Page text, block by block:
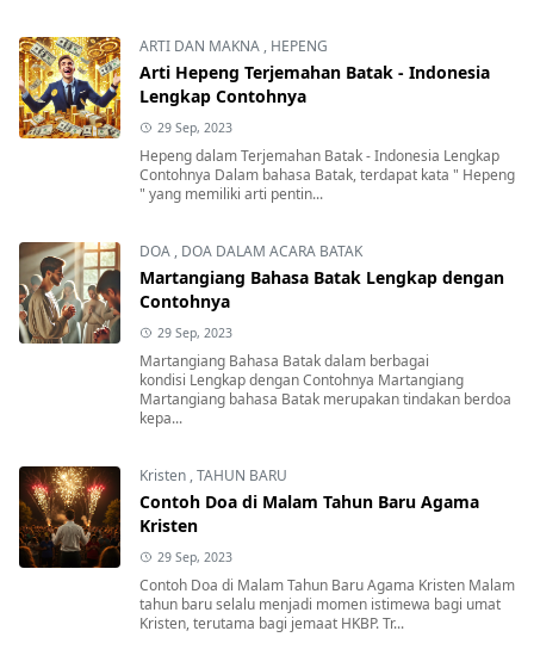
ARTI DAN MAKNA , HEPENG
Arti Hepeng Terjemahan Batak - Indonesia
Lengkap Contohnya
29 Sep, 2023
Hepeng dalam Terjemahan Batak - Indonesia Lengkap
Contohnya Dalam bahasa Batak, terdapat kata " Hepeng
" yang memiliki arti pentin...
DOA , DOA DALAM ACARA BATAK
Martangiang Bahasa Batak Lengkap dengan
Contohnya
29 Sep, 2023
Martangiang Bahasa Batak dalam berbagai
kondisi Lengkap dengan Contohnya Martangiang
Martangiang bahasa Batak merupakan tindakan berdoa
kepa...
Kristen ,TAHUN BARU
Contoh Doa di Malam Tahun Baru Agama
Kristen
29 Sep, 2023
Contoh Doa di Malam Tahun Baru Agama Kristen Malam
tahun baru selalu menjadi momen istimewa bagi umat
Kristen, terutama bagi jemaat HKBP. Tr...